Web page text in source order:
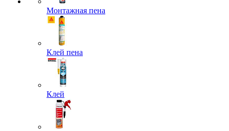
Монтажная пена
Клей пена
Клей